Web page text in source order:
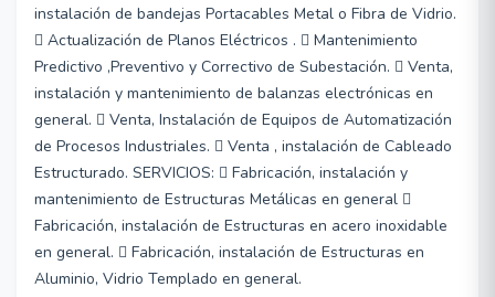
instalación de bandejas Portacables Metal o Fibra de Vidrio.
 Actualización de Planos Eléctricos .  Mantenimiento
Predictivo ,Preventivo y Correctivo de Subestación.  Venta,
instalación y mantenimiento de balanzas electrónicas en
general.  Venta, Instalación de Equipos de Automatización
de Procesos Industriales.  Venta , instalación de Cableado
Estructurado. SERVICIOS:  Fabricación, instalación y
mantenimiento de Estructuras Metálicas en general 
Fabricación, instalación de Estructuras en acero inoxidable
en general.  Fabricación, instalación de Estructuras en
Aluminio, Vidrio Templado en general.